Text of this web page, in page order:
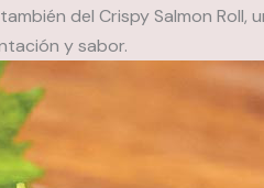
del Crispy Salmon Roll,
y sabor.